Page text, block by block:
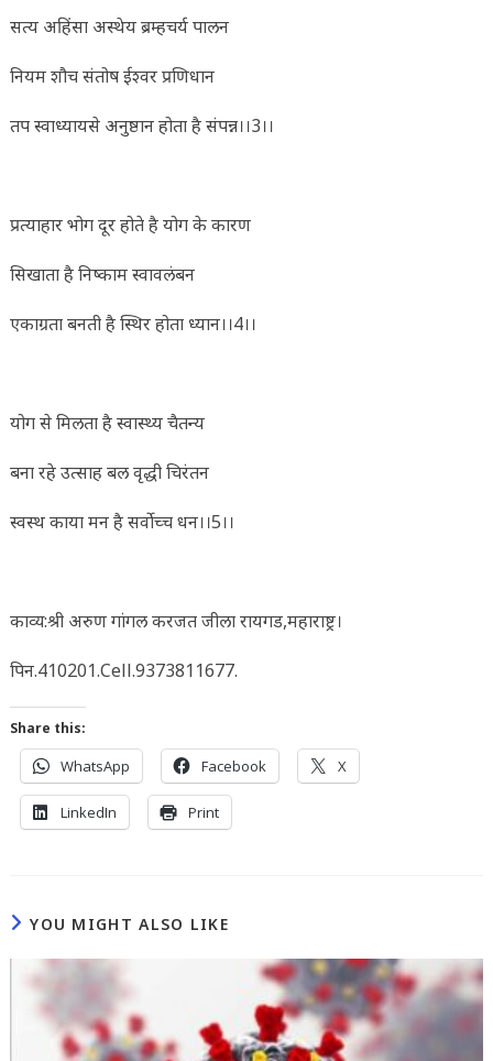
सत्य अहिंसा अस्थेय ब्रम्हचर्य पालन
नियम शौच संतोष ईश्वर प्रणिधान
तप स्वाध्यायसे अनुष्ठान होता है संपन्न।।3।।
प्रत्याहार भोग दूर होते है योग के कारण
सिखाता है निष्काम स्वावलंबन
एकाग्रता बनती है स्थिर होता ध्यान।।4।।
योग से मिलता है स्वास्थ्य चैतन्य
बना रहे उत्साह बल वृद्धी चिरंतन
स्वस्थ काया मन है सर्वोच्च धन।।5।।
काव्य:श्री अरुण गांगल करजत जीला रायगड,महाराष्ट्र।
पिन.410201.Cell.9373811677.
Share this:
WhatsApp Facebook X
LinkedIn Print
YOU MIGHT ALSO LIKE